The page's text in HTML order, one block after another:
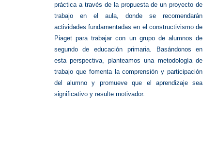
práctica a través de la propuesta de un proyecto de
trabajo en el aula, donde se recomendarán
actividades fundamentadas en el constructivismo de
Piaget para trabajar con un grupo de alumnos de
segundo de educación primaria. Basándonos en
esta perspectiva, planteamos una metodología de
trabajo que fomenta la comprensión y participación
del alumno y promueve que el aprendizaje sea
significativo y resulte motivador.